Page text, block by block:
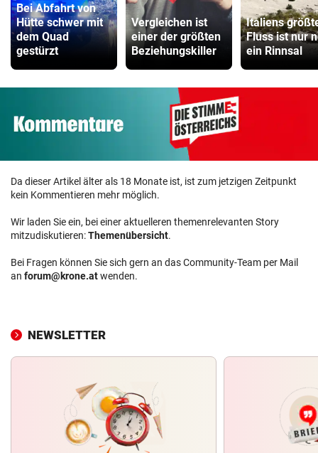
Bei Abfahrt von
Hütte schwer mit
dem Quad
gestürzt
Vergleichen ist
einer der größten
Beziehungskiller
Italiens
Fluss ist nur
ein Rinnsal
Da dieser Artikel älter als 18 Monate ist, ist zum jetzigen Zeitpunkt
kein Kommentieren mehr möglich.
Wir laden Sie ein, bei einer aktuelleren themenrelevanten Story
mitzudiskutieren:Themenübersicht.
Bei Fragen können Sie sich gern an das Community-Team per Mail
an forum@krone.atwenden.
NEWSLETTER